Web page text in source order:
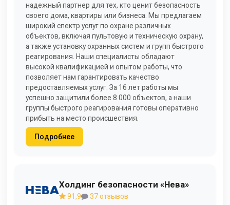
надежный партнер для тех, кто ценит безопасность
своего дома, квартиры или бизнеса. Мы предлагаем
широкий спектр услуг по охране различных
объектов, включая пультовую и техническую охрану,
а также установку охранных систем и групп быстрого
реагирования. Наши специалисты обладают
высокой квалификацией и опытом работы, что
позволяет нам гарантировать качество
предоставляемых услуг. За 16 лет работы мы
успешно защитили более 8 000 объектов, а наши
группы быстрого реагирования готовы оперативно
прибыть на место происшествия.
Подробнее
Холдинг безопасности «Нева»
91,9
37 отзывов